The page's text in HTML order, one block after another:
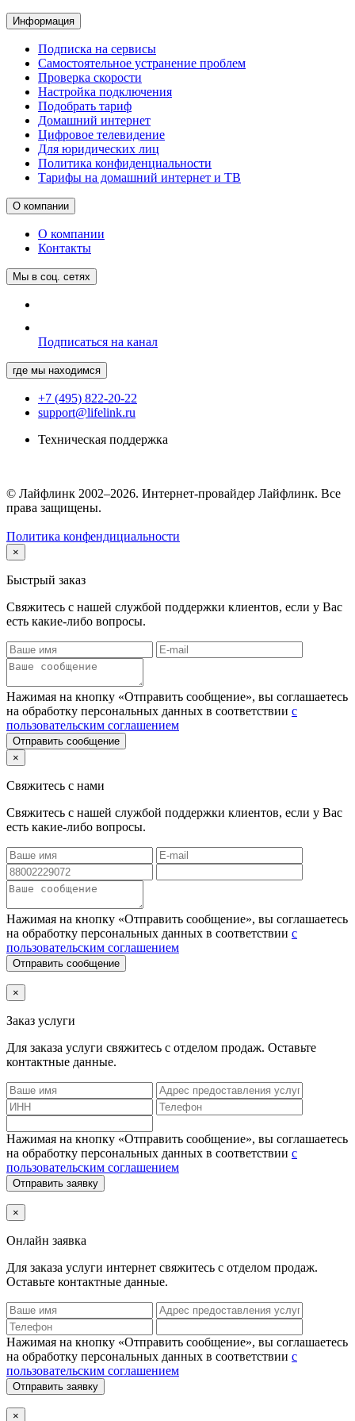
Информация
Подписка на сервисы
Самостоятельное устранение проблем
Проверка скорости
Настройка подключения
Подобрать тариф
Домашний интернет
Цифровое телевидение
Для юридических лиц
Политика конфиденциальности
Тарифы на домашний интернет и ТВ
О компании
О компании
Контакты
Мы в соц. сетях
Подписаться на канал
где мы находимся
+7 (495) 822-20-22
support@lifelink.ru
Техническая поддержка
© Лайфлинк 2002–2026. Интернет-провайдер Лайфлинк. Все
права защищены.
Политика конфендициальности
×
Быстрый заказ
Свяжитесь с нашей службой поддержки клиентов, если у Вас
есть какие-либо вопросы.
Нажимая на кнопку «Отправить сообщение», вы соглашаетесь
на обработку персональных данных в соответствии с
пользовательским соглашением
Отправить сообщение
×
Свяжитесь с нами
Свяжитесь с нашей службой поддержки клиентов, если у Вас
есть какие-либо вопросы.
Нажимая на кнопку «Отправить сообщение», вы соглашаетесь
на обработку персональных данных в соответствии с
пользовательским соглашением
Отправить сообщение
×
Заказ услуги
Для заказа услуги свяжитесь с отделом продаж. Оставьте
контактные данные.
Нажимая на кнопку «Отправить сообщение», вы соглашаетесь
на обработку персональных данных в соответствии с
пользовательским соглашением
Отправить заявку
×
Онлайн заявка
Для заказа услуги интернет свяжитесь с отделом продаж.
Оставьте контактные данные.
Нажимая на кнопку «Отправить сообщение», вы соглашаетесь
на обработку персональных данных в соответствии с
пользовательским соглашением
Отправить заявку
×